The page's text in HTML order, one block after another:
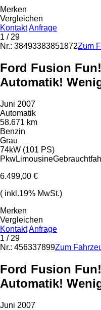
Merken
Vergleichen
KontaktAnfrage
1 / 29
Nr.: 38493383851872Zum
Ford Fusion
Automatik!
Juni 2007
Automatik
58.671 km
Benzin
Grau
74kW (101 PS)
PkwLimousine
6.499,00 €
( inkl.19% MwSt.)
Merken
Vergleichen
KontaktAnfrage
1 / 29
Nr.: 456337899Zum
Ford Fusion
Automatik!
Juni 2007